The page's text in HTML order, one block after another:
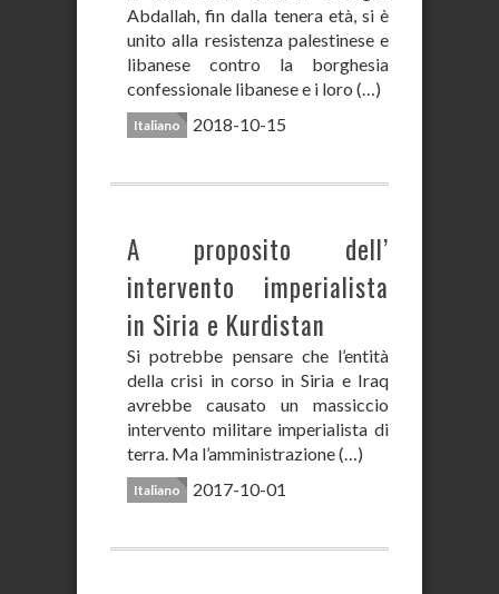
Abdallah, fin dalla tenera età, si è
unito alla resistenza palestinese e
libanese contro la borghesia
confessionale libanese e i loro (…)
Italiano 2018-10-15
A proposito dell’
intervento imperialista
in Siria e Kurdistan
Si potrebbe pensare che l’entità
della crisi in corso in Siria e Iraq
avrebbe causato un massiccio
intervento militare imperialista di
terra. Ma l’amministrazione (…)
Italiano 2017-10-01